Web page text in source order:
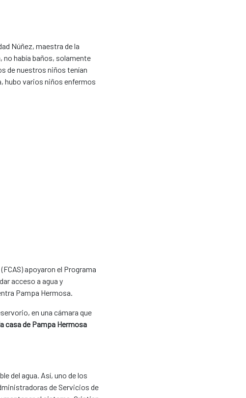
Núñez, maestra de la
no había baños, solamente
de nuestros niños tenían
hubo varios niños enfermos
apoyaron el Programa
acceso a agua y
Pampa Hermosa.
en una cámara que
casa de Pampa Hermosa
del agua. Así, uno de los
de Servicios de